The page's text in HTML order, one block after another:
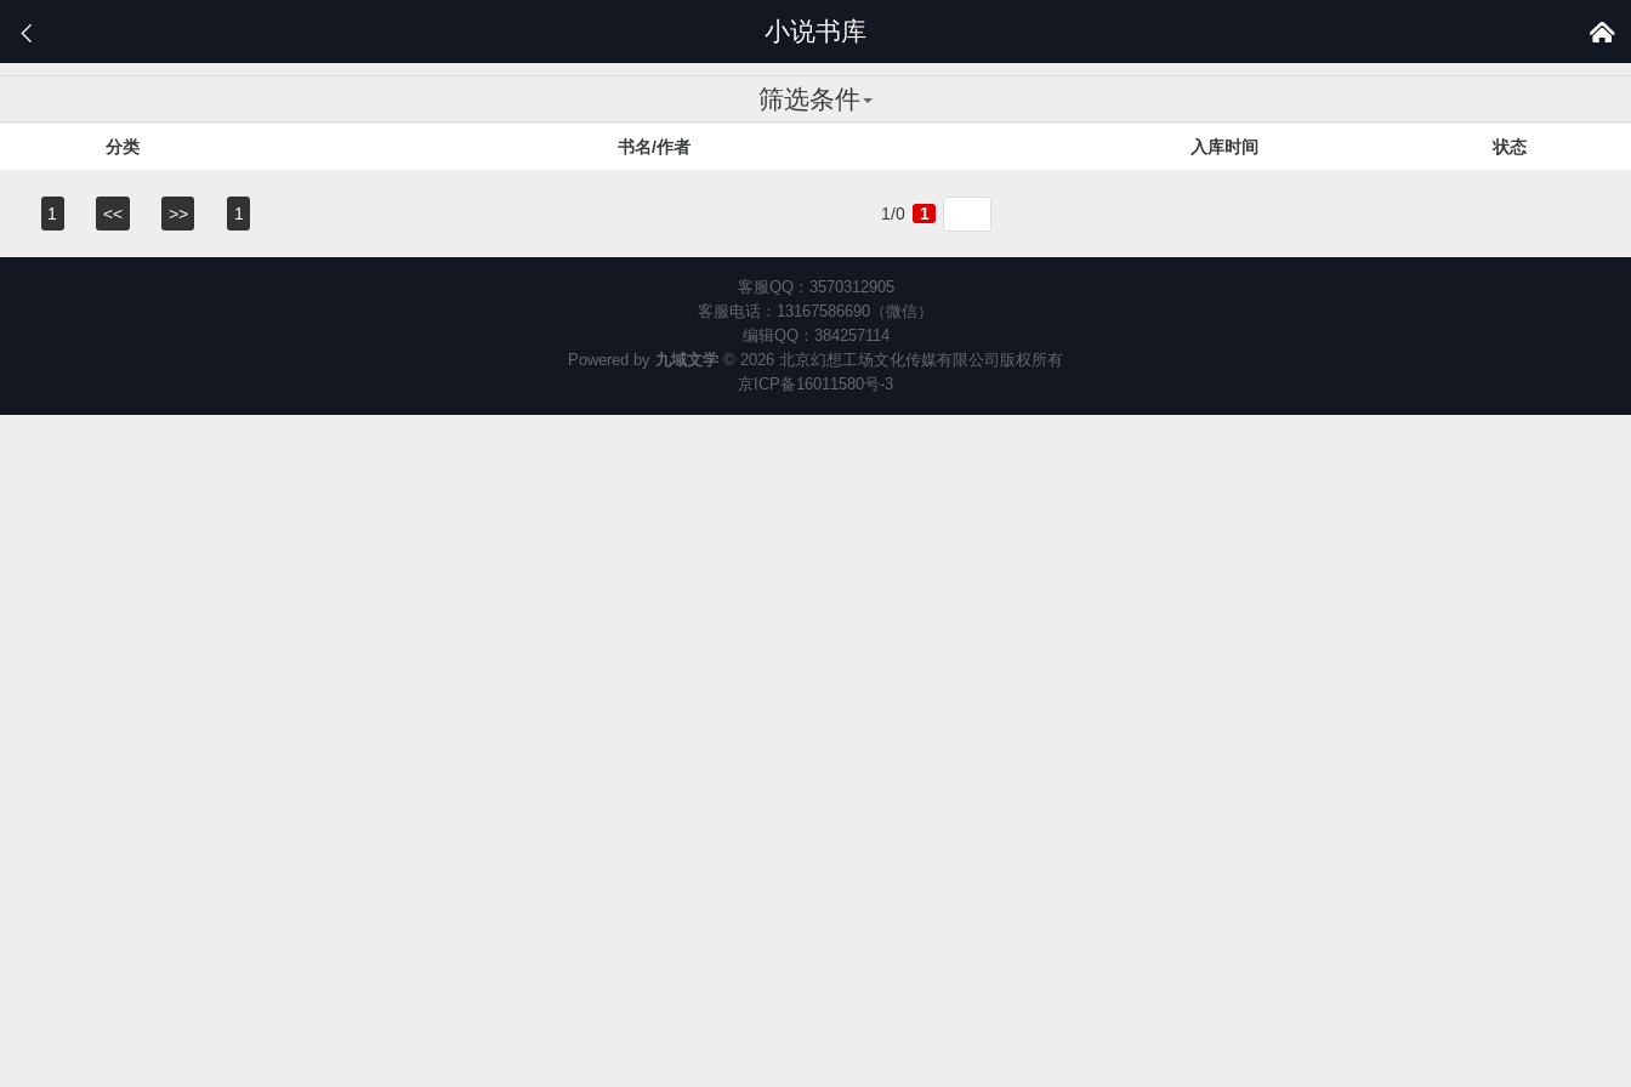
 
小说书库
筛选条件
分类 书名/作者 入库时间 状态
1/0
1 << 1
>> 1
客服QQ：3570312905
客服电话：13167586690（微信）
编辑QQ：384257114
Powered by 九域文学 © 2026 北京幻想工场文化传媒有限公司版权所有
京ICP备16011580号-3